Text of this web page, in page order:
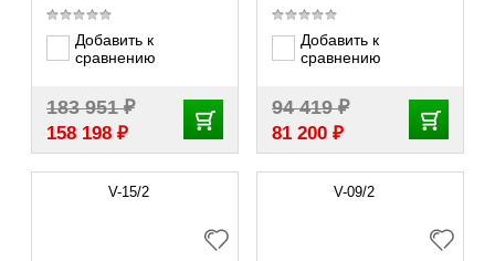
Добавить к
сравнению
183 951₽
158 198 ₽
Добавить к
сравнению
94 419₽
81 200 ₽
V-15/2 V-09/2